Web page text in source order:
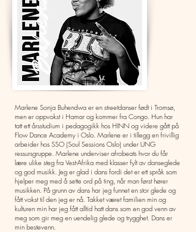
Marlene Sonja Buhendwa er en streetdanser født i Tromsø,
men er oppvokst i Hamar og kommer fra Congo. Hun har
tatt ett årsstudium i pedagogikk hos HINN og videre gått på
Flow Dance Academy i Oslo. Marlene er i tillegg en frivillig
arbeider hos SSO (Soul Sessions Oslo) under UNG
ressursgruppe. Marlene underviser afrobeats hvor du får
lære ulike steg fra Vest-Afrika med klasser fylt av danseglede
og god musikk. Jeg er glad i dans fordi det er ett språk som
hjelper meg med å sette ord på ting, når man først hører
musikken. På grunn av dans har jeg funnet en stor glede og
fått vokst til den jeg er nå. Takket været familien min og
kulturen min har jeg fått alltid hatt dans som en god venn av
meg som gir meg en uendelig glede og trygghet. Dans er
min bestevenn.